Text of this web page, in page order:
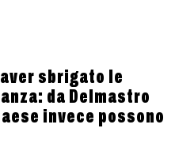
sbrigato le
da Delmastro
invece possono